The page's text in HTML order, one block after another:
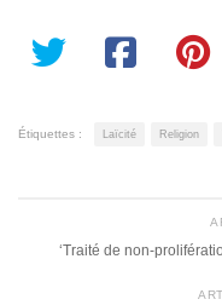
Étiquettes : Laïcité Religion
‘Traité de non-